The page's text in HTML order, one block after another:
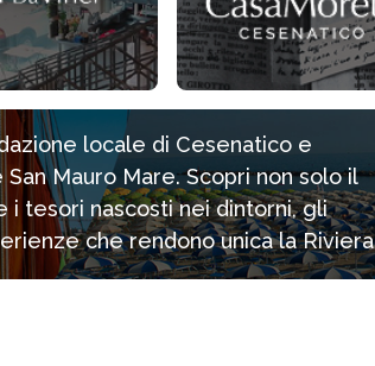
locale di Cesenatico e
Mauro Mare. Scopri non solo il
i tesori nascosti nei dintorni, gli
che rendono unica la Riviera